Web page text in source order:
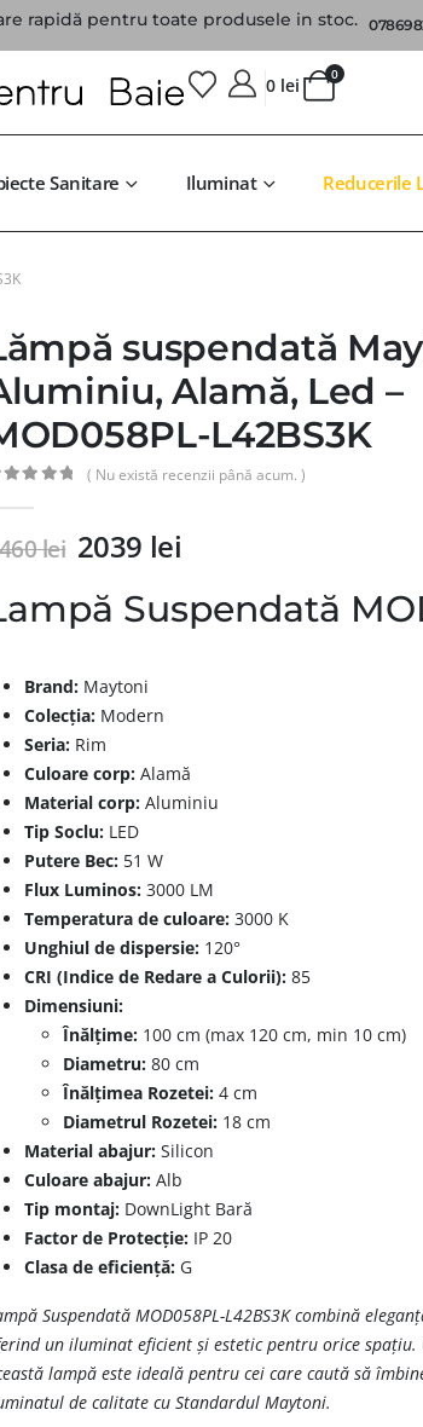
rapidă pentru toate produsele in stoc.
0
0 lei
Sanitare Iluminat Reducerile
suspendată
Alamă, Led –
L42BS3K
( Nu există recenzii până acum. )
lei 2039 lei
Suspendată
Brand: Maytoni
Colecția: Modern
Seria: Rim
Culoare corp: Alamă
Material corp: Aluminiu
Tip Soclu: LED
Putere Bec: 51 W
Flux Luminos: 3000 LM
Temperatura de culoare: 3000 K
Unghiul de dispersie: 120°
CRI (Indice de Redare a Culorii): 85
Dimensiuni:
Înălțime: 100 cm (max 120 cm, min 10 cm)
Diametru: 80 cm
Înălțimea Rozetei: 4 cm
Diametrul Rozetei: 18 cm
Material abajur: Silicon
Culoare abajur: Alb
Tip montaj: DownLight Bară
Factor de Protecție: IP 20
Clasa de eficiență: G
Suspendată MOD058PL-L42BS3K combină
un iluminat eficient și estetic pentru orice spațiu.
lampă este ideală pentru cei care caută să
de calitate cu Standardul Maytoni.